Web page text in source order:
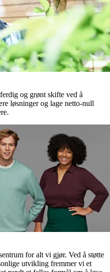
og grønt skifte ved å
løsninger og lage netto-null
for alt vi gjør. Ved å støtte
utvikling fremmer vi et